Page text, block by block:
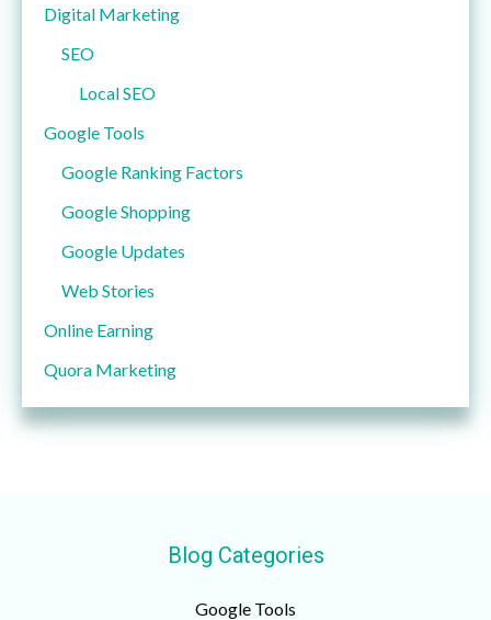
Digital Marketing
SEO
Local SEO
Google Tools
Google Ranking Factors
Google Shopping
Google Updates
Web Stories
Online Earning
Quora Marketing
Blog Categories
Google Tools